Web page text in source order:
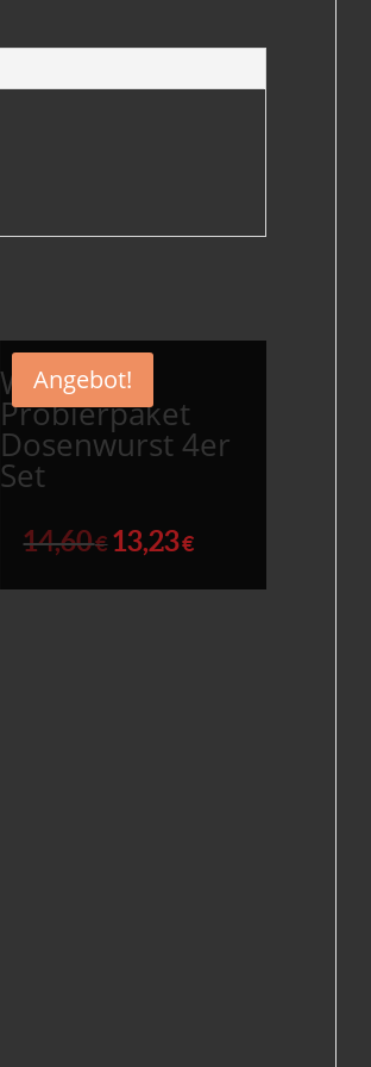
Angebot!
Wildes
Probierpaket
Dosenwurst 4er
Set
14,60€ 13,23€